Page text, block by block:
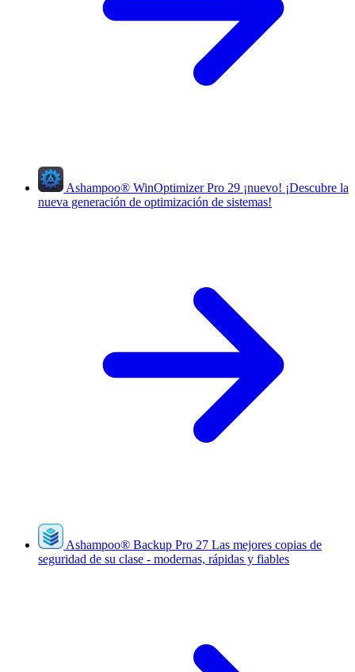
Ashampoo® WinOptimizer Pro 29 ¡nuevo! ¡Descubre la
nueva generación de optimización de sistemas!
Ashampoo® Backup Pro 27 Las mejores copias de
seguridad de su clase - modernas, rápidas y fiables